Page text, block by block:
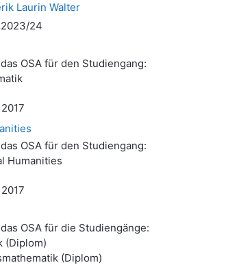
Laurin Walter
24
OSA für den Studiengang:
OSA für den Studiengang:
Humanities
OSA für die Studiengänge:
(Diplom)
(Diplom)